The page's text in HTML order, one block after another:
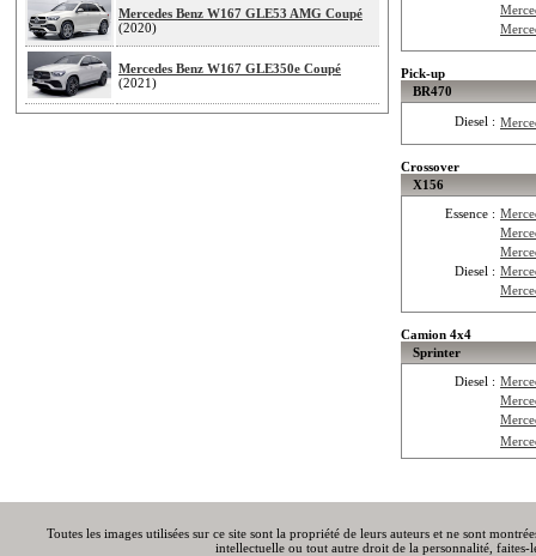
Mercedes Benz W167 GLE53 AMG Coupé
(2020)
Mercedes Benz W167 GLE350e Coupé
(2021)
Pick-up
BR470
Diesel :
Crossover
X156
Essence :
Diesel :
Camion 4x4
Sprinter
Diesel :
Toutes les images utilisées sur ce site sont la propriété de leurs auteurs et ne sont
intellectuelle ou tout autre droit de la personnalité,